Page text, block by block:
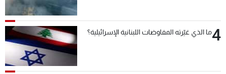
4ما الذي غيّرته المفاوضات اللبنانية الإسرائيلية؟